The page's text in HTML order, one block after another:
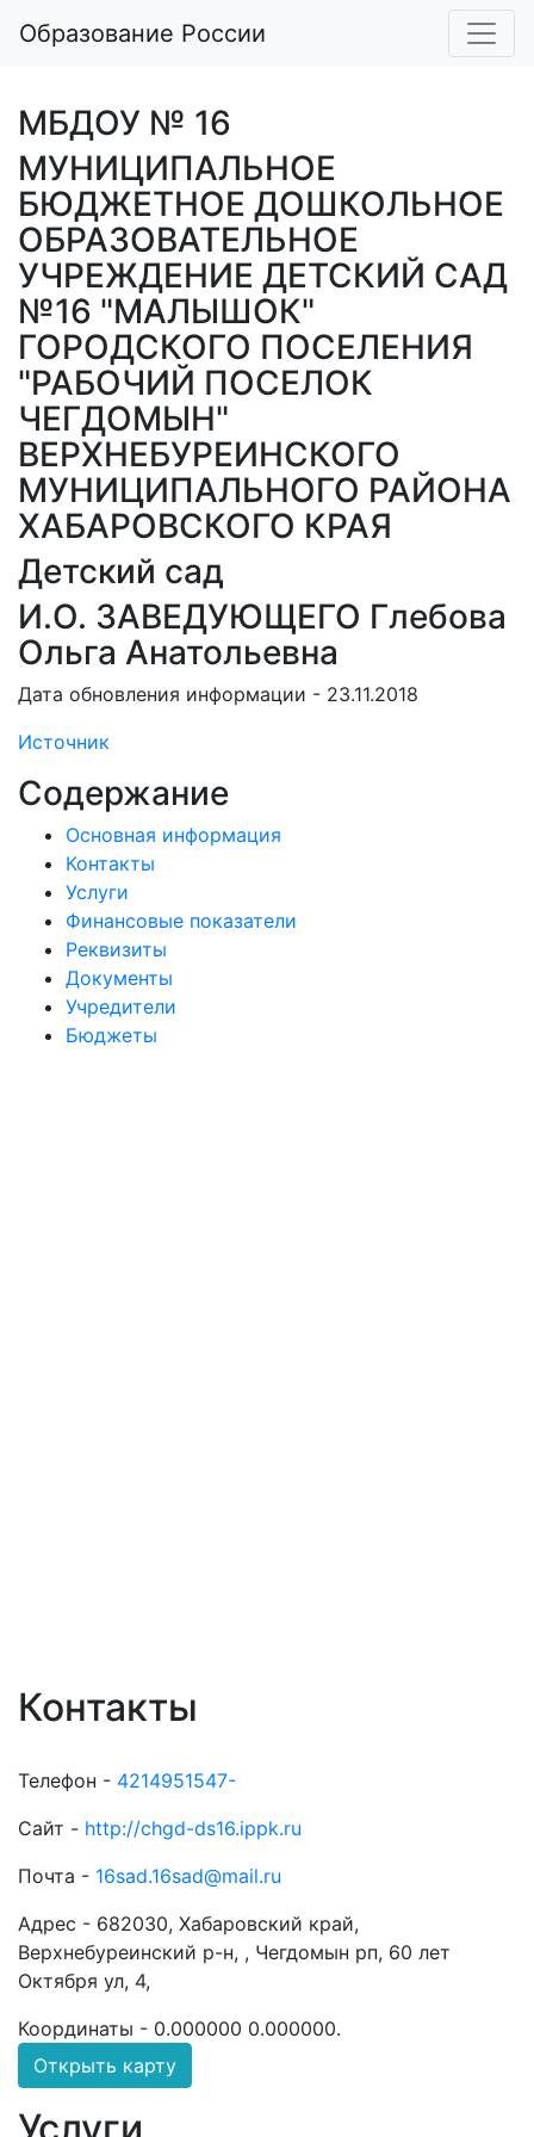
Образование России
МБДОУ № 16
МУНИЦИПАЛЬНОЕ
БЮДЖЕТНОЕ ДОШКОЛЬНОЕ
ОБРАЗОВАТЕЛЬНОЕ
УЧРЕЖДЕНИЕ ДЕТСКИЙ САД
№16 "МАЛЫШОК"
ГОРОДСКОГО ПОСЕЛЕНИЯ
"РАБОЧИЙ ПОСЕЛОК
ЧЕГДОМЫН"
ВЕРХНЕБУРЕИНСКОГО
МУНИЦИПАЛЬНОГО РАЙОНА
ХАБАРОВСКОГО КРАЯ
Детский сад
И.О. ЗАВЕДУЮЩЕГО Глебова
Ольга Анатольевна
Дата обновления информации - 23.11.2018
Источник
Содержание
Основная информация
Контакты
Услуги
Финансовые показатели
Реквизиты
Документы
Учредители
Бюджеты
Контакты
Телефон - 4214951547-
Сайт - http://chgd-ds16.ippk.ru
Почта - 16sad.16sad@mail.ru
Адрес - 682030, Хабаровский край,
Верхнебуреинский р-н, , Чегдомын рп, 60 лет
Октября ул, 4,
Координаты - 0.000000 0.000000.
Открыть карту